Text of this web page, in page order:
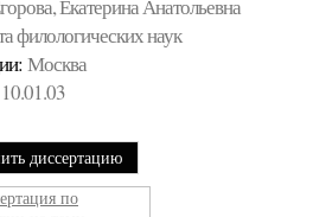
Екатерина Анатольевна
филологических наук
Москва
10.01.03
диссертацию